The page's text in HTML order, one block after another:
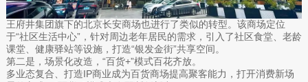
王府井集团旗下的北京长安商场也进行了类似的转型。该商场定位
于“社区生活中心”，针对周边老年居民的需求，引入了社区食堂、老龄
课堂、健康驿站等设施，打造“银发金街”共享空间。
第二是，场景化改造，“百货+”模式百花齐放。
多业态复合、打造IP商业成为百货商场提高聚客能力，打开消费新场